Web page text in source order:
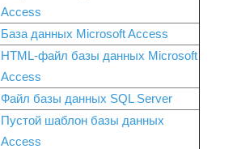
Access
База данных Microsoft Access
HTML-файл базы данных Microsoft
Access
Файл базы данных SQL Server
Пустой шаблон базы данных
Access